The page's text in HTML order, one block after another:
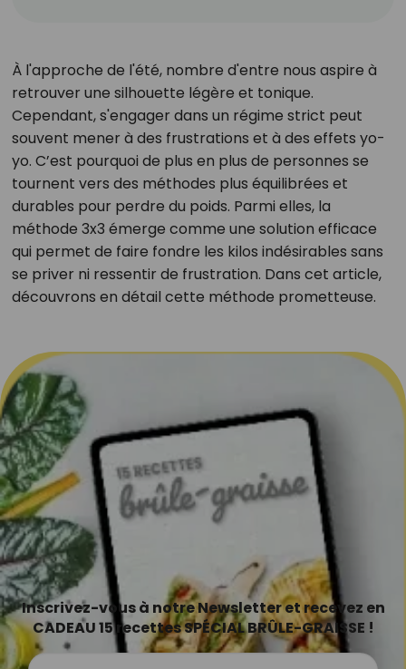
À l'approche de l'été, nombre d'entre nous aspire à
retrouver une silhouette légère et tonique.
Cependant, s'engager dans un régime strict peut
souvent mener à des frustrations et à des effets yo-
yo. C’est pourquoi de plus en plus de personnes se
tournent vers des méthodes plus équilibrées et
durables pour perdre du poids. Parmi elles, la
méthode 3x3 émerge comme une solution efficace
qui permet de faire fondre les kilos indésirables sans
se priver ni ressentir de frustration. Dans cet article,
découvrons en détail cette méthode prometteuse.
Inscrivez-vous à notre Newsletter et recevez en
CADEAU 15 recettes SPÉCIAL BRÛLE-GRAISSE !